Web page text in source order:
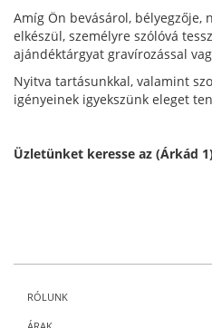
Amíg Ön bevásárol, bélyegzője,
elkészül, személyre szólóvá
ajándéktárgyat gravírozással
Nyitva tartásunkkal, valamint
igényeinek igyekszünk eleget
Üzletünket keresse az (Árkád
RÓLUNK
ÁRAK